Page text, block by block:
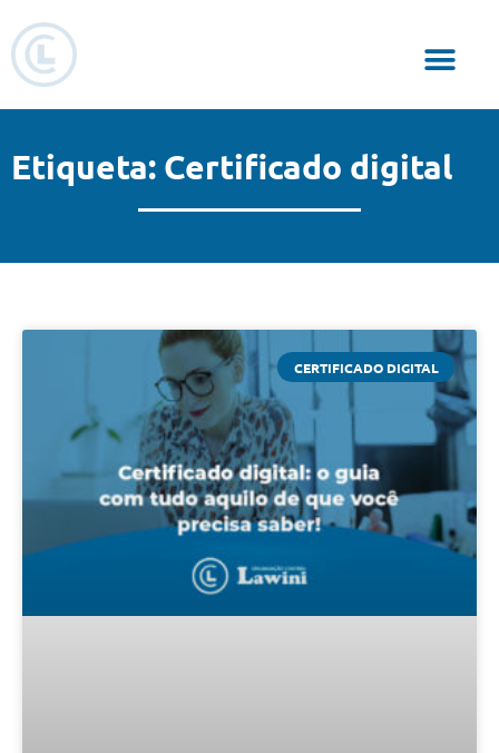
Etiqueta: Certificado digital
CERTIFICADO DIGITAL